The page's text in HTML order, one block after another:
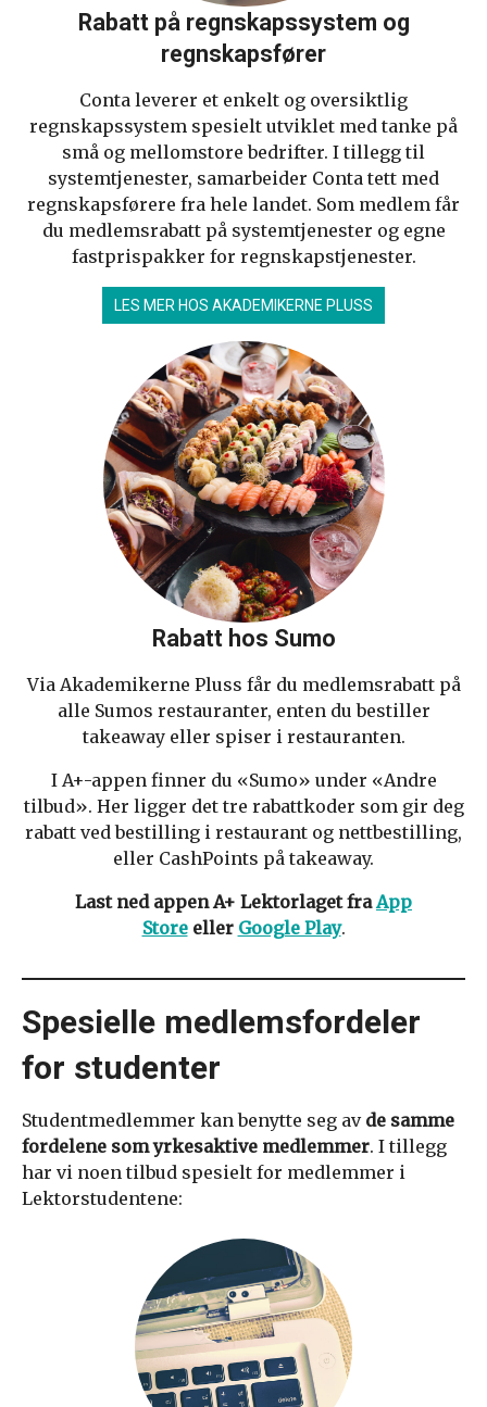
Rabatt på regnskapssystem og
regnskapsfører
Conta leverer et enkelt og oversiktlig
regnskapssystem spesielt utviklet med tanke på
små og mellomstore bedrifter. I tillegg til
systemtjenester, samarbeider Conta tett med
regnskapsførere fra hele landet. Som medlem får
du medlemsrabatt på systemtjenester og egne
fastprispakker for regnskapstjenester.
LES MER HOS AKADEMIKERNE PLUSS
Rabatt hos Sumo
Via Akademikerne Pluss får du medlemsrabatt på
alle Sumos restauranter, enten du bestiller
takeaway eller spiser i restauranten.
I A+-appen finner du «Sumo» under «Andre
tilbud». Her ligger det tre rabattkoder som gir deg
rabatt ved bestilling i restaurant og nettbestilling,
eller CashPoints på takeaway.
Last ned appen A+ Lektorlaget fraApp
Storeeller Google Play.
Spesielle medlemsfordeler
for studenter
Studentmedlemmer kan benytte seg av de samme
fordelene som yrkesaktive medlemmer. I tillegg
har vi noen tilbud spesielt for medlemmer i
Lektorstudentene: